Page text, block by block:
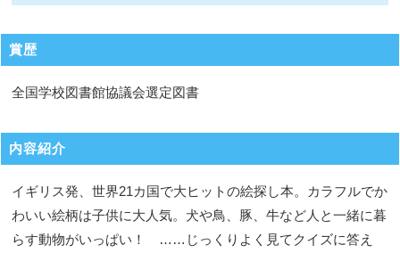
賞歴
全国学校図書館協議会選定図書
内容紹介
イギリス発、世界21カ国で大ヒットの絵探し本。カラフルでか
わいい絵柄は子供に大人気。犬や鳥、豚、牛など人と一緒に暮
らす動物がいっぱい！ ……じっくりよく見てクイズに答え